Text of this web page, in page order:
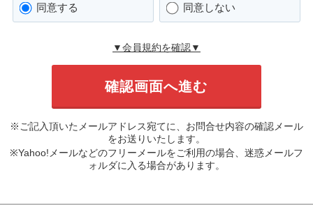
同意する 同意しない
▼会員規約を確認▼
※ご記入頂いたメールアドレス宛てに、お問合せ内容の確認メール
をお送りいたします。
※Yahoo!メールなどのフリーメールをご利用の場合、迷惑メールフ
ォルダに入る場合があります。